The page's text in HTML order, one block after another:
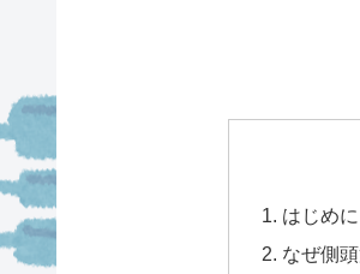
はじめに
なぜ側